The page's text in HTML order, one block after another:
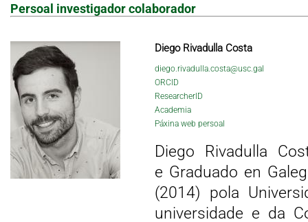
Persoal investigador colaborador
Diego Rivadulla Costa
diego.rivadulla.costa@usc.gal
ORCID
ResearcherID
Academia
Páxina web persoal
Diego Rivadulla
e Graduado en
(2014) pola
universidade e da